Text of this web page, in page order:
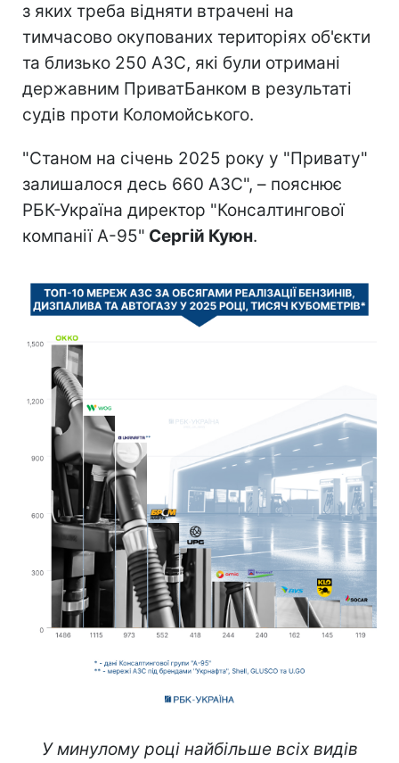
з яких треба відняти втрачені на
тимчасово окупованих територіях об'єкти
та близько 250 АЗС, які були отримані
державним ПриватБанком в результаті
судів проти Коломойського.
"Станом на січень 2025 року у "Привату"
залишалося десь 660 АЗС", – пояснює
РБК-Україна директор "Консалтингової
компанії А-95" Сергій Куюн.
У минулому році найбільше всіх видів